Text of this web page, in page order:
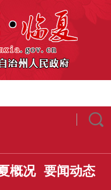
概况 要闻动态